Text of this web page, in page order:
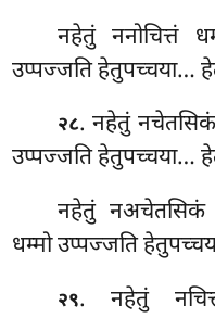
नहेतुं ननोचित्तं
उप्पज्जति हेतुपच्चया…
२८. नहेतुं
उप्पज्जति हेतुपच्चया…
नहेतुं नअचेतसिकं
धम्मो उप्पज्जति
२९. नहेतुं